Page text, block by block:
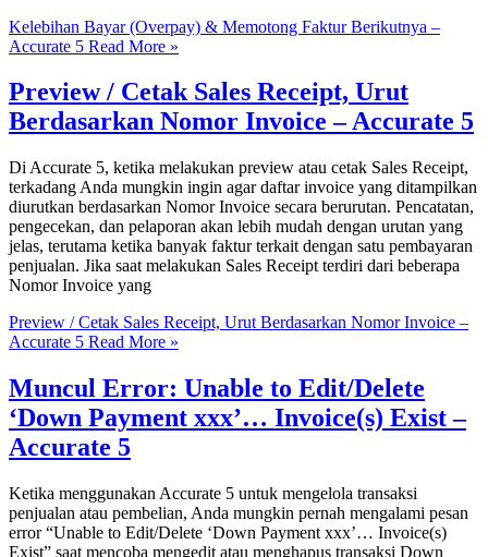
Kelebihan Bayar (Overpay) & Memotong Faktur Berikutnya –
Accurate 5 Read More »
Preview / Cetak Sales Receipt, Urut
Berdasarkan Nomor Invoice – Accurate 5
Di Accurate 5, ketika melakukan preview atau cetak Sales Receipt,
terkadang Anda mungkin ingin agar daftar invoice yang ditampilkan
diurutkan berdasarkan Nomor Invoice secara berurutan. Pencatatan,
pengecekan, dan pelaporan akan lebih mudah dengan urutan yang
jelas, terutama ketika banyak faktur terkait dengan satu pembayaran
penjualan. Jika saat melakukan Sales Receipt terdiri dari beberapa
Nomor Invoice yang
Preview / Cetak Sales Receipt, Urut Berdasarkan Nomor Invoice –
Accurate 5 Read More »
Muncul Error: Unable to Edit/Delete
‘Down Payment xxx’… Invoice(s) Exist –
Accurate 5
Ketika menggunakan Accurate 5 untuk mengelola transaksi
penjualan atau pembelian, Anda mungkin pernah mengalami pesan
error “Unable to Edit/Delete ‘Down Payment xxx’… Invoice(s)
Exist” saat mencoba mengedit atau menghapus transaksi Down